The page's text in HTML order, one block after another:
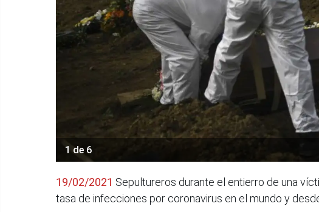
1 de 6
19/02/2021 Sepultureros durante el entierro de una
tasa de infecciones por coronavirus en el mundo y